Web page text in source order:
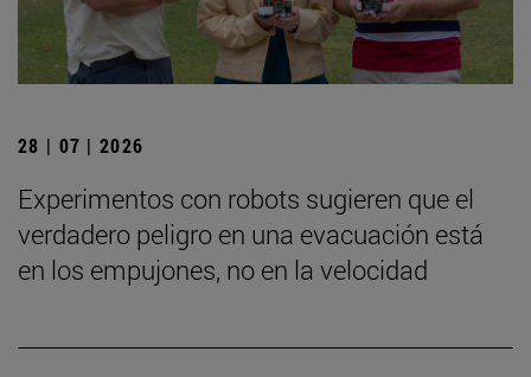
28 | 07 | 2026
Experimentos con robots sugieren que el
verdadero peligro en una evacuación está
en los empujones, no en la velocidad